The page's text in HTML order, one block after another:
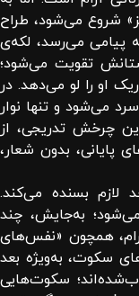
شروع می‌شود، طراح
پیامی می‌رسد، لکه‌ی
تقویت می‌شود؛
او را لو می‌دهد. در
می‌شود و تنها نوار
چرخش تدریجی، از
پایانی، بدون شعار،
بسنده می‌کند.
به‌جایش، چند
آرام، همچون «نفس‌های
سکوت، به‌ویژه بعد
سکوت‌هایی